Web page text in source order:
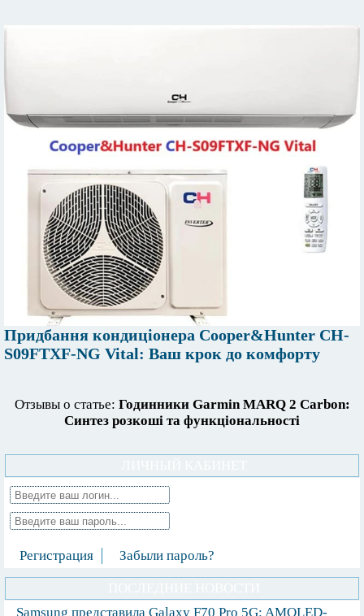
Придбання кондиціонера Cooper&Hunter CH-
S09FTXF-NG Vital: Ваш крок до комфорту
Отзывы о статье: Годинники Garmin MARQ 2 Carbon:
Синтез розкоші та функціональності
Регистрация Забыли пароль?
Samsung представила Galaxy F70 Pro 5G: AMOLED-